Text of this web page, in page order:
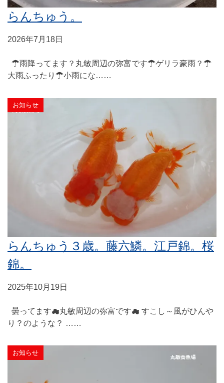
らんちゅう。
2026年7月18日
☂雨降ってます？丸敏周辺の弥富です☂ゲリラ豪雨？☂
大雨ふったり☂小雨にな……
お知らせ
らんちゅう３歳。藤六鱗。江戸錦。桜
錦。
2025年10月19日
曇ってます☁丸敏周辺の弥富です☁ すこし～風がひんや
り？のような？ ……
お知らせ